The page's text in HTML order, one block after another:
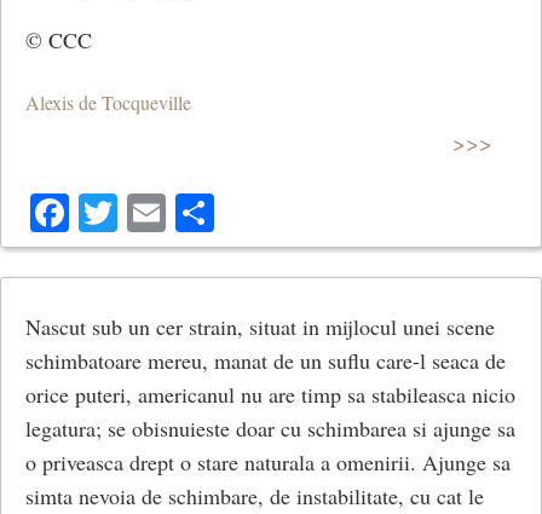
© CCC
Alexis de Tocqueville
>>>
Facebook
Twitter
Email
Nascut sub un cer strain, situat in mijlocul unei scene
schimbatoare mereu, manat de un suflu care-l seaca de
orice puteri, americanul nu are timp sa stabileasca nicio
legatura; se obisnuieste doar cu schimbarea si ajunge sa
o priveasca drept o stare naturala a omenirii. Ajunge sa
simta nevoia de schimbare, de instabilitate, cu cat le